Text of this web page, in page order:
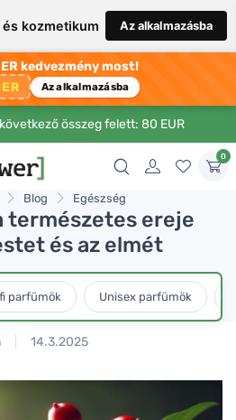
kozmetikum Az alkalmazásba
kedvezmény most!
Az alkalmazásba
összeg felett: 80 EUR
0
Blog Egészség
természetes ereje
és az elmét
parfümök Unisex parfümök
14.3.2025